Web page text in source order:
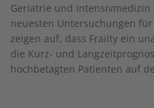
Geriatrie und
neuesten Untersuchungen
zeigen auf, dass Frailty ein
die Kurz- und
hochbetagten Patienten auf